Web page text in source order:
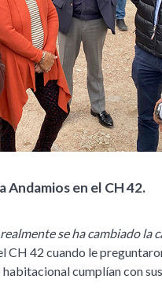
Andamios en el CH 42.
se ha cambiado la
CH 42 cuando le
cumplían con